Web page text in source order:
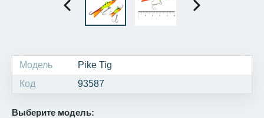
Модель
Pike Tig
Код
93587
Выберите модель: